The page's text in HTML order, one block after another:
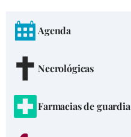
Agenda
Necrológicas
Farmacias de guardia